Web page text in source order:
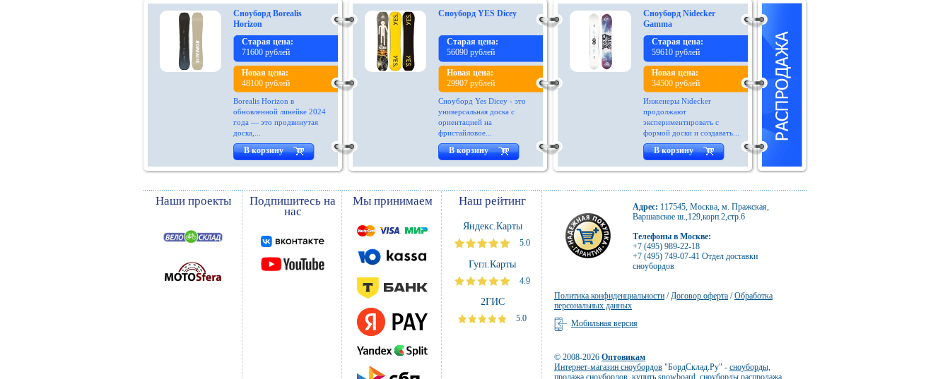
Reverse
Ride
Robin-ruth
Rossignol
Salice
Salomon
Scott
Silver Pinquin
Skifree
Сноуборд Borealis
Horizon
Старая цена:
71600 рублей
Новая цена:
48100 рублей
Borealis Horizon в
обновленной линейке 2024
года — это продвинутая
доска,...
В корзину
Сноуборд YES Dicey
Старая цена:
56090 рублей
Новая цена:
29907 рублей
Сноуборд Yes Dicey - это
универсальная доска с
ориентацией на
фристайловое...
В корзину
Сноуборд Nidecker
Gamma
Старая цена:
59610 рублей
Новая цена:
34500 рублей
Инженеры Nidecker
продолжают
экспериментировать с
формой доски и создавать...
В корзину
Наши проекты Подпишитесь на
нас
Мы принимаем Наш рейтинг
Яндекс.Карты
5.0
Гугл.Карты
4.9
2ГИС
5.0
Адрес: 117545, Москва, м. Пражская,
Варшавское ш.,129,корп.2,стр.6
Телефоны в Москве:
+7 (495) 989-22-18
+7 (495) 749-07-41 Отдел доставки
сноубордов
Политика конфиденциальности /Договор оферта /Обработка
персональных данных
Мобильная версия
© 2008-2026 Оптовикам
Интернет-магазин сноубордов "БордСклад.Ру" - сноуборды,
продажа сноубордов купить snowboard сноуборды распродажа